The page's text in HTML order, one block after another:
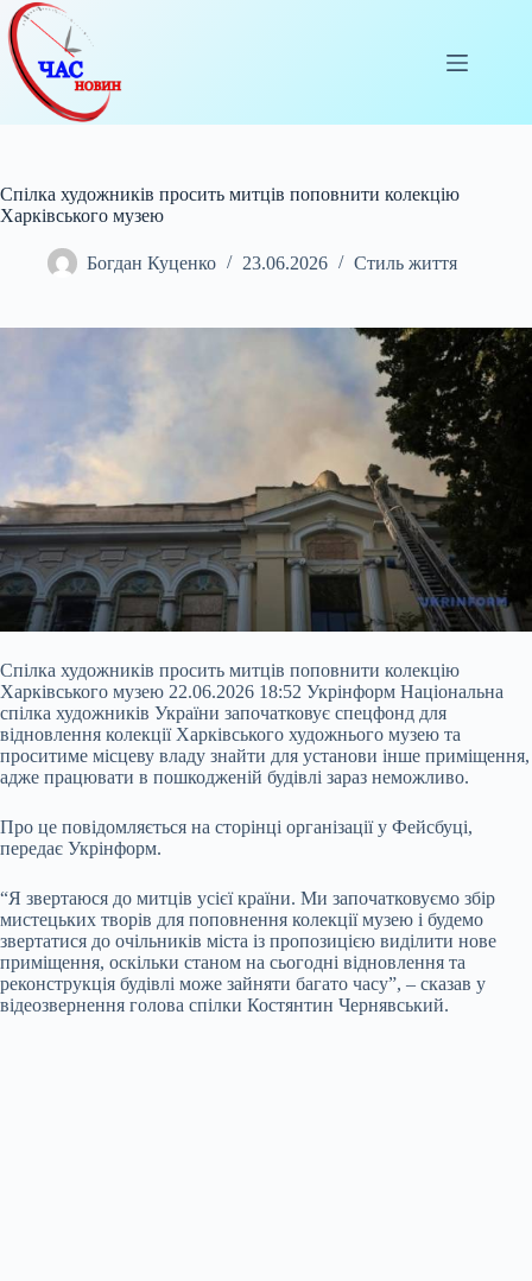
Перейти
до
вмісту
Спілка художників просить митців поповнити колекцію
Харківського музею
Богдан Куценко 23.06.2026 Стиль життя
Спілка художників просить митців поповнити колекцію
Харківського музею 22.06.2026 18:52 Укрінформ Національна
спілка художників України започатковує спецфонд для
відновлення колекції Харківського художнього музею та
проситиме місцеву владу знайти для установи інше приміщення,
адже працювати в пошкодженій будівлі зараз неможливо.
Про це повідомляється на сторінці організації у Фейсбуці,
передає Укрінформ.
“Я звертаюся до митців усієї країни. Ми започатковуємо збір
мистецьких творів для поповнення колекції музею і будемо
звертатися до очільників міста із пропозицією виділити нове
приміщення, оскільки станом на сьогодні відновлення та
реконструкція будівлі може зайняти багато часу”, – сказав у
відеозвернення голова спілки Костянтин Чернявський.